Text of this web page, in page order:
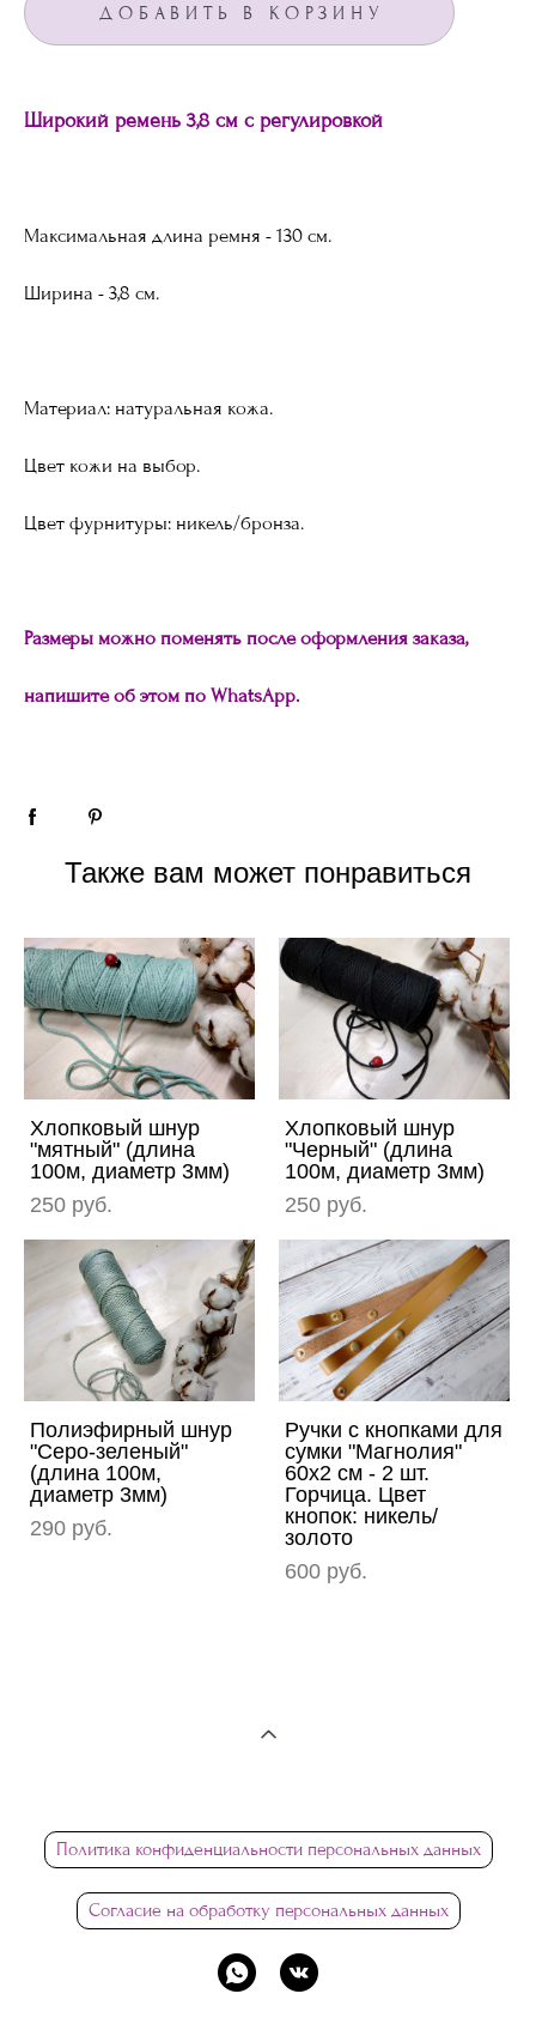
ДОБАВИТЬ В КОРЗИНУ
Широкий ремень 3,8 см с регулировкой
Максимальная длина ремня - 130 см.
Ширина - 3,8 см.
Материал: натуральная кожа.
Цвет кожи на выбор.
Цвет фурнитуры: никель/бронза.
Размеры можно поменять после оформления заказа,
напишите об этом по WhatsApp.
Также вам может понравиться
Хлопковый шнур
"мятный" (длина
100м, диаметр 3мм)
250 pуб.
Хлопковый шнур
"Черный" (длина
100м, диаметр 3мм)
250 pуб.
Полиэфирный шнур
"Серо-зеленый"
(длина 100м,
диаметр 3мм)
290 pуб.
Ручки с кнопками для
сумки "Магнолия"
60х2 см - 2 шт.
Горчица. Цвет
кнопок: никель/
золото
600 pуб.
Политика конфиденциальности персональных данных
Согласие на обработку персональных данных